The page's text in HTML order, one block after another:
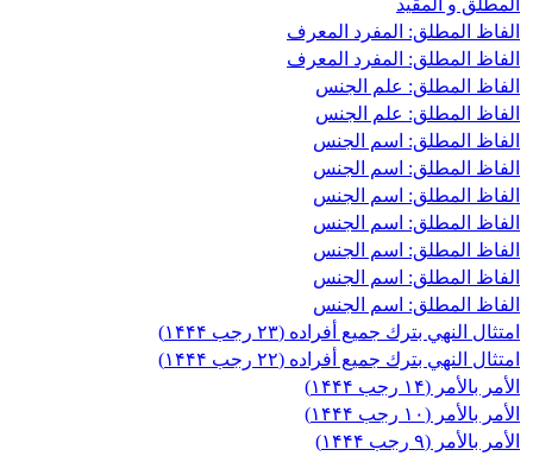
الفاظ المطلق: المفرد المعرف
الفاظ المطلق: المفرد المعرف
الفاظ المطلق: علم الجنس
الفاظ المطلق: علم الجنس
الفاظ المطلق: اسم الجنس
الفاظ المطلق: اسم الجنس
الفاظ المطلق: اسم الجنس
الفاظ المطلق: اسم الجنس
الفاظ المطلق: اسم الجنس
الفاظ المطلق: اسم الجنس
الفاظ المطلق: اسم الجنس
امتثال النهي بترك جميع أفراده (۲۳ رجب ۱۴۴۴)
امتثال النهي بترك جميع أفراده (۲۲ رجب ۱۴۴۴)
الأمر بالأمر (۱۴ رجب ۱۴۴۴)
الأمر بالأمر (۱۰ رجب ۱۴۴۴)
الأمر بالأمر (۹ رجب ۱۴۴۴)